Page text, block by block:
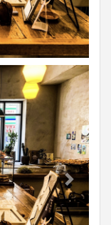
Next